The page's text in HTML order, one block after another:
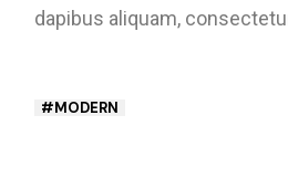
dapibus aliquam,
MODERN